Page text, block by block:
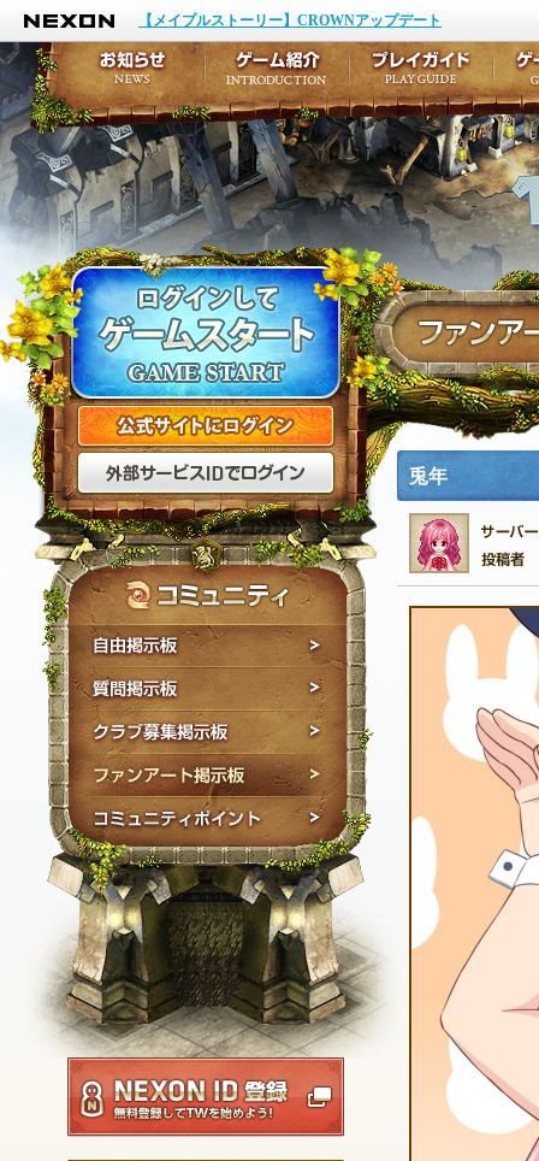
NEXON
【メイプルストーリー】CROWNアップデート
公式サイトにログイン
外部サービスIDでログ
自由掲示板
質問掲示板
クラブ募集掲示板
ファンアート掲示板
コミュニティポイン
NEXON ID登録
兎年
お知らせ
イベント
アップデート
メンテナンス
ゲーム紹介
キャラクター作成
テイルズ初級者講座
ここだけは知ってお